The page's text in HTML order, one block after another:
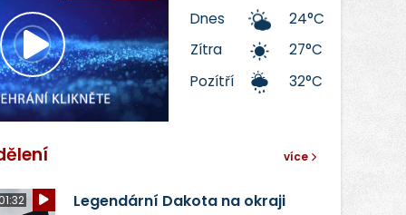
Přehrát
video
Dnes
24°C
Zítra
27°C
Pozítří
32°C
více
Legendární Dakota na okraji